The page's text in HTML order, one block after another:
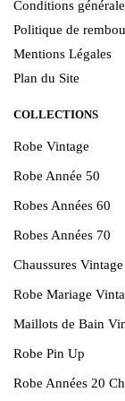
Conditions
Politique de
Mentions Légales
Plan du Site
COLLECTIONS
Robe Vintage
Robe Année 50
Robes Années 60
Robes Années 70
Chaussures Vintage
Robe Mariage
Maillots de Bain
Robe Pin Up
Robe Années 20